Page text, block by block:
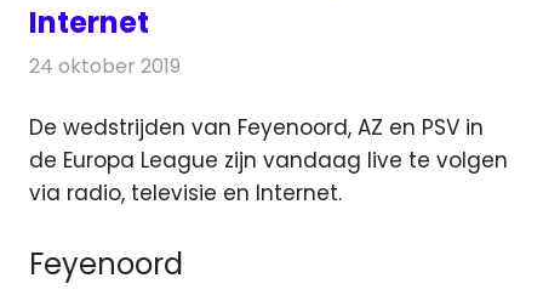
Internet
24 oktober 2019
De wedstrijden van Feyenoord, AZ en PSV in
de Europa League zijn vandaag live te volgen
via radio, televisie en Internet.
Feyenoord